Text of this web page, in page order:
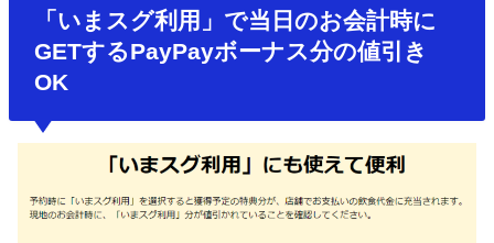
「いまスグ利用」で当日のお会計時に
GETするPayPayボーナス分の値引き
OK